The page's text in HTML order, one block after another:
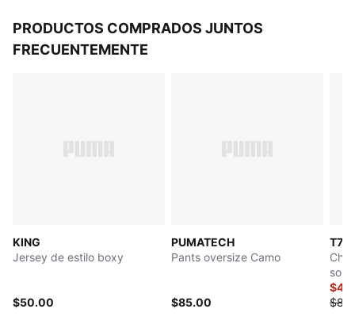
PRODUCTOS COMPRADOS JUNTOS
FRECUENTEMENTE
KING
Jersey de estilo boxy
$50.00
PUMATECH
Pants oversize Camo
$85.00
T7